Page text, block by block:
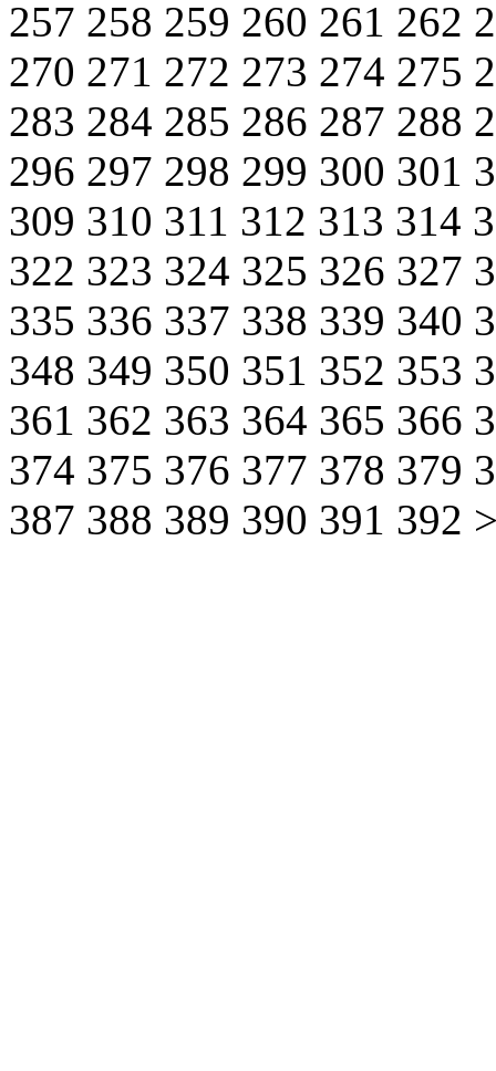
257 258 259 260 261 262
270 271 272 273 274 275
283 284 285 286 287 288
296 297 298 299 300 301
309 310 311 312 313 314
322 323 324 325 326 327
335 336 337 338 339 340
348 349 350 351 352 353
361 362 363 364 365 366
374 375 376 377 378 379
387 388 389 390 391 392